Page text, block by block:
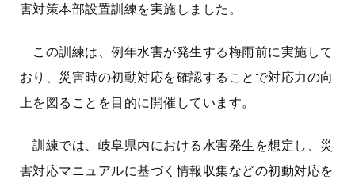
害対策本部設置訓練を実施しました。
この訓練は、例年水害が発生する梅雨前に実施して
おり、災害時の初動対応を確認することで対応力の向
上を図ることを目的に開催しています。
訓練では、岐阜県内における水害発生を想定し、災
害対応マニュアルに基づく情報収集などの初動対応を